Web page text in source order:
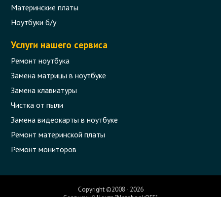
Материнские платы
Ноутбуки б/у
Услуги нашего сервиса
Ремонт ноутбука
Замена матрицы в ноутбуке
Замена клавиатуры
Чистка от пыли
Замена видеокарты в ноутбуке
Ремонт материнской платы
Ремонт мониторов
Copyright ©2008 - 2026